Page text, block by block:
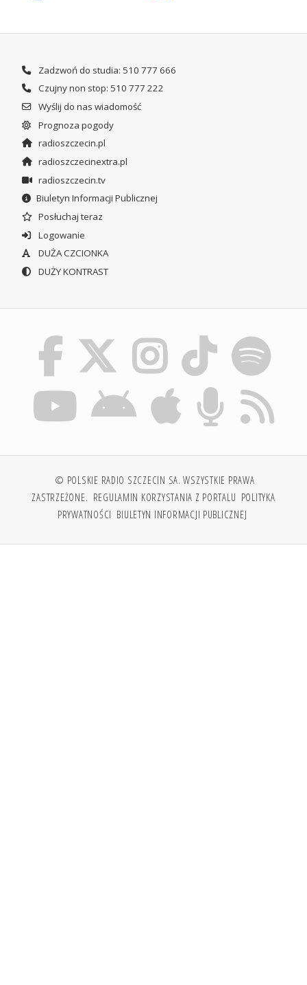
Zadzwoń do studia: 510 777 666
Czujny non stop: 510 777 222
Wyślij do nas wiadomość
Prognoza pogody
radioszczecin.pl
radioszczecinextra.pl
radioszczecin.tv
Biuletyn Informacji Publicznej
Posłuchaj teraz
Logowanie
DUŻA CZCIONKA
DUŻY KONTRAST
© POLSKIE RADIO SZCZECIN SA. WSZYSTKIE PRAWA
ZASTRZEŻONE. REGULAMIN KORZYSTANIA Z PORTALU POLITYKA
PRYWATNOŚCI BIULETYN INFORMACJI PUBLICZNEJ